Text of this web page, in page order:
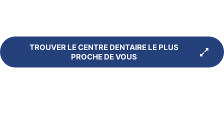
TROUVER LE CENTRE DENTAIRE LE PLUS
PROCHE DE VOUS